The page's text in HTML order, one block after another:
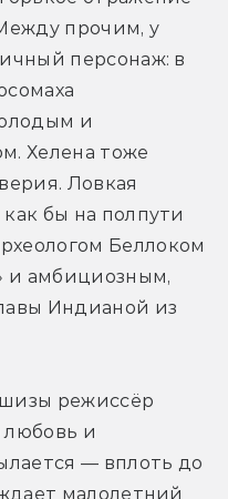
прочим, у
персонаж: в
и
Хелена тоже
Ловкая
бы на полпути
Беллоком
и амбициозным,
Индианой из
режиссёр
любовь и
— вплоть до
малолетний